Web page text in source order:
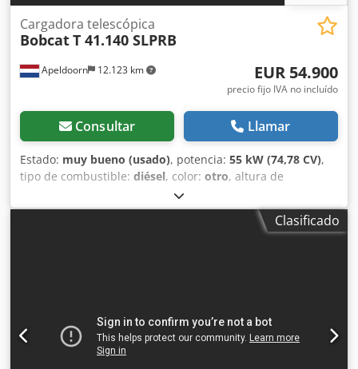
Apeldoorn 12.123 km
Cargadora telescópica
BobcatT 41.140 SLPRB
EUR 54.900
precio fijo IVA no incluído
Consultar Llamar
Estado: muy bueno (usado), potencia: 55 kW (74,78 CV),
tipo de combustible: diésel, color: otro, altura de
, tipo de mástil:
fabricación:2022, horas de funcionamiento:1.210 h,
Información general Año de fabricación: 2022 Información
estético: muy bueno = Otras opciones y equipamiento = -
3er circuito hidráulico - Lámpara(s) de trabajo - Ventilador
- Guardabarros - Horquillas para palets - Cambio rápido -
Clasificado